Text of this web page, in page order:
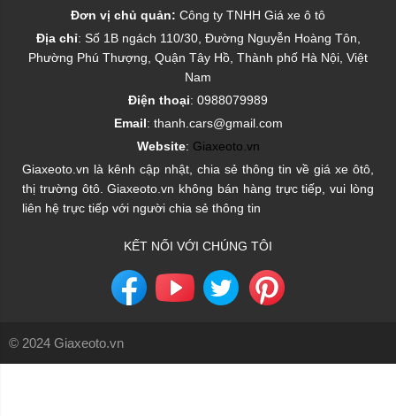
Đơn vị chủ quản: Công ty TNHH Giá xe ô tô
Địa chỉ: Số 1B ngách 110/30, Đường Nguyễn Hoàng Tôn,
Phường Phú Thượng, Quận Tây Hồ, Thành phố Hà Nội, Việt
Nam
Điện thoại: 0988079989
Email: thanh.cars@gmail.com
Website: Giaxeoto.vn
Giaxeoto.vn là kênh cập nhật, chia sẻ thông tin về giá xe ôtô,
thị trường ôtô. Giaxeoto.vn không bán hàng trực tiếp, vui lòng
liên hệ trực tiếp với người chia sẻ thông tin
KẾT NỐI VỚI CHÚNG TÔI
© 2024 Giaxeoto.vn